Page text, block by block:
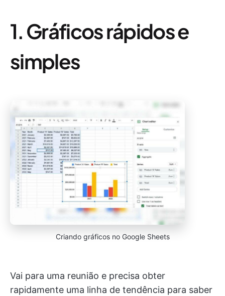
1. Gráficos rápidos e
simples
Criando gráficos no Google Sheets
Vai para uma reunião e precisa obter
rapidamente uma linha de tendência para saber